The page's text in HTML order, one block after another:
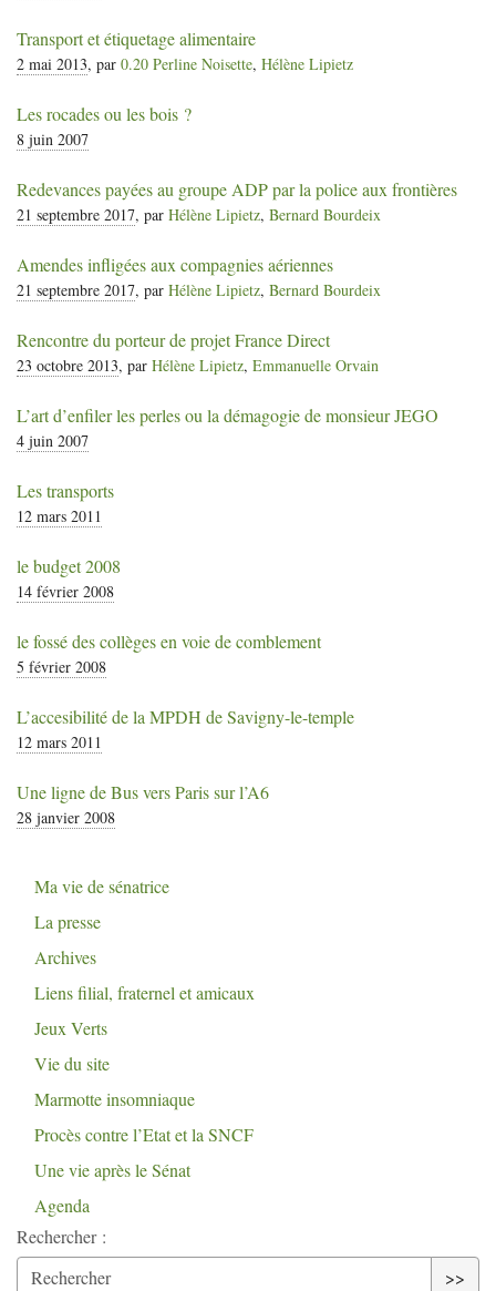
Transport et étiquetage alimentaire
2 mai 2013, par 0.20 Perline Noisette, Hélène Lipietz
Les rocades ou les bois ?
8 juin 2007
Redevances payées au groupe ADPpar la police aux frontières
21 septembre 2017, par Hélène Lipietz, Bernard Bourdeix
Amendes infligées aux compagnies aériennes
21 septembre 2017, par Hélène Lipietz, Bernard Bourdeix
Rencontre du porteur de projet France Direct
23 octobre 2013, par Hélène Lipietz, Emmanuelle Orvain
L’art d’enfiler les perles ou la démagogie de monsieurJEGO
4 juin 2007
Les transports
12 mars 2011
le budget 2008
14 février 2008
le fossé des collèges en voie de comblement
5 février 2008
L’accesibilité de la MPDH de Savigny-le-temple
12 mars 2011
Une ligne de Bus vers Paris sur l’A6
28 janvier 2008
Ma vie de sénatrice
La presse
Archives
Liens filial, fraternel et amicaux
Jeux Verts
Vie du site
Marmotte insomniaque
Procès contre l’Etat et la SNCF
Une vie après le Sénat
Agenda
Rechercher :
>>